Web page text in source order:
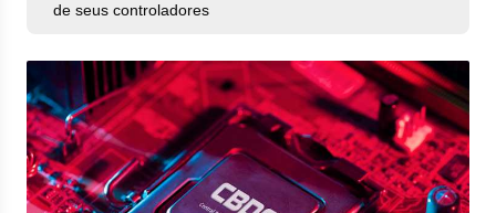
de seus controladores